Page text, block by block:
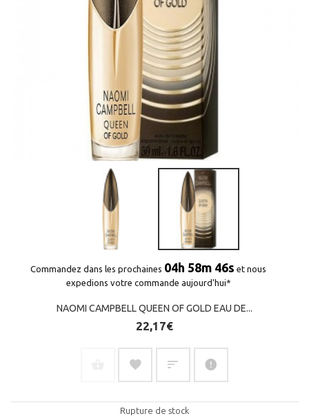
Commandez dans les prochaines 04h 58m 46s et nous
expedions votre commande aujourd'hui*
NAOMI CAMPBELL QUEEN OF GOLD EAU DE...
22,17€
Rupture de stock